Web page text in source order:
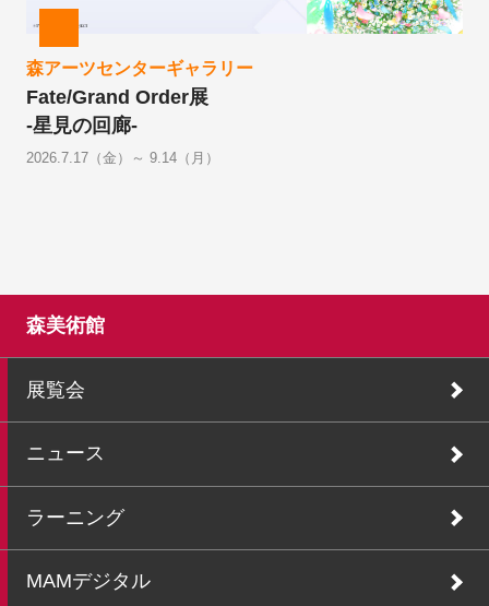
森アーツセンターギャラリー
Fate/Grand Order展
-星見の回廊-
2026.7.17（金）～ 9.14（月）
森美術館
展覧会
ニュース
ラーニング
MAMデジタル